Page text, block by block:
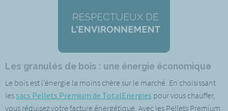
Les granulés de bois : une énergie économique
Le bois est l’énergie la moins chère sur le marché. En choisissant
lessacs Pellets Premium de TotalEnergies pour vous chauffer,
vous réduisez votre facture énergétique. Avec les Pellets Premium